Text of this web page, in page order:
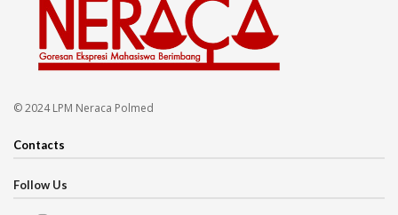
© 2024 LPM Neraca Polmed
Contacts
Follow Us